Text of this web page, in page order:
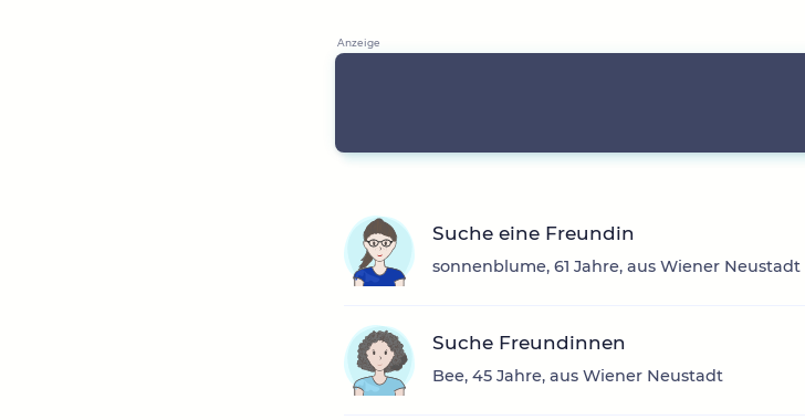
Suche eine Freundin
sonnenblume, 61 Jahre, aus Wiener Neustadt
Suche Freundinnen
Bee, 45 Jahre, aus Wiener Neustadt